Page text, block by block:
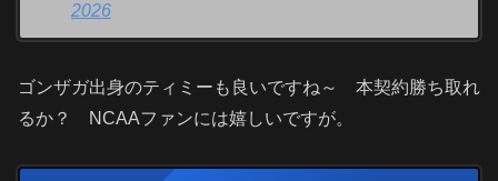
2026
ゴンザガ出身のティミーも良いですね～ 本契約勝ち取れ
るか？ NCAAファンには嬉しいですが。